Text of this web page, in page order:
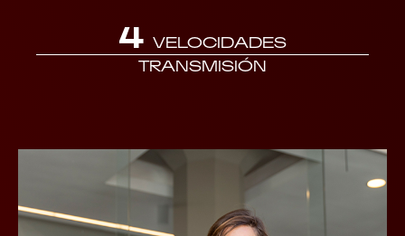
4 VELOCIDADES
TRANSMISIÓN